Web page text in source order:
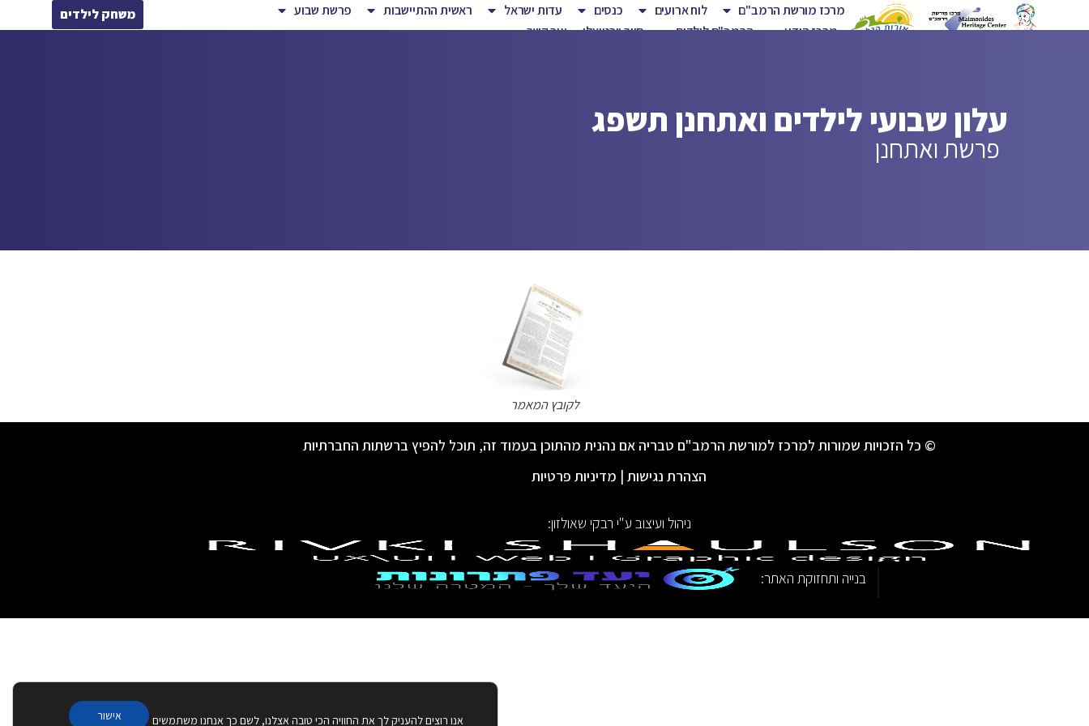
מרכז מורשת הרמב"ם לוח ארועים כנסים עדות ישראל ראשית ההתיישבות
פרשת שבוע
מרכז הידע
הרמב"ם לילדים סיור וירטואלי צור קשר
משחק לילדים
עלון שבועי לילדים ואתחנן תשפג
פרשת ואתחנן
לקובץ המאמר
© כל הזכויות שמורות למרכז למורשת הרמב"ם טבריה אם נהנית מהתוכן בעמוד זה, תוכל להפיץ ברשתות החברתיות
הצהרת נגישות | מדיניות פרטיות
ניהול ועיצוב ע"י רבקי שאולזון:
בנייה ותחזוקת האתר:
אנו רוצים להעניק לך את החוויה הכי טובה אצלנו, לשם כך אנחנו משתמשים אישור